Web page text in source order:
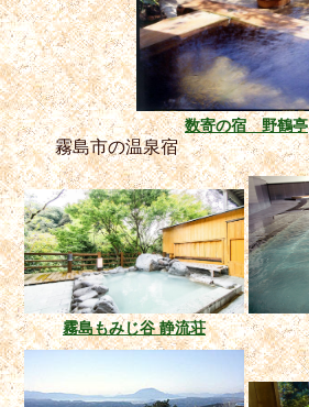
数寄の宿 野鶴亭
霧島市の温泉宿
霧島もみじ谷 静流荘